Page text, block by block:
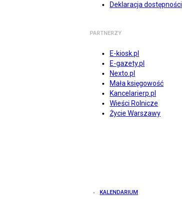
Deklaracja dostępności
PARTNERZY
E-kiosk.pl
E-gazety.pl
Nexto.pl
Mała księgowość
Kancelarierp.pl
Wieści Rolnicze
Życie Warszawy
KALENDARIUM